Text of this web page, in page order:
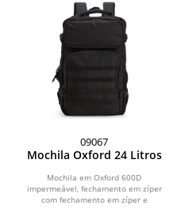
09067
Mochila Oxford 24 Litros
Mochila em Oxford 600D
impermeável, fechamento em zíper
com fechamento em zíper e